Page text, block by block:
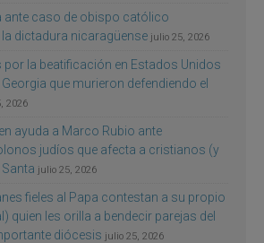
ante caso de obispo católico
dictadura nicaragüense julio 25, 2026
por la beatificación en Estados Unidos
que murieron defendiendo el
2026
ayuda a Marco Rubio ante
judíos que afecta a cristianos (y
julio 25, 2026
fieles al Papa contestan a su propio
quien les orilla a bendecir parejas del
diócesis julio 25, 2026